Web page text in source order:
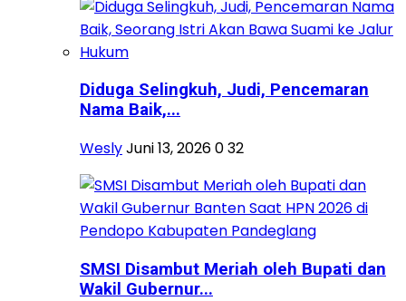
Diduga Selingkuh, Judi, Pencemaran
Nama Baik,...
WeslyJuni 13, 2026032
SMSI Disambut Meriah oleh Bupati dan
Wakil Gubernur...